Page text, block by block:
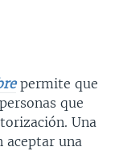
permite que
que
Una
aceptar una